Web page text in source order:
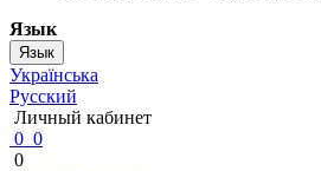
Язык
Язык
Українська
Русский
Личный кабинет
0 0
0